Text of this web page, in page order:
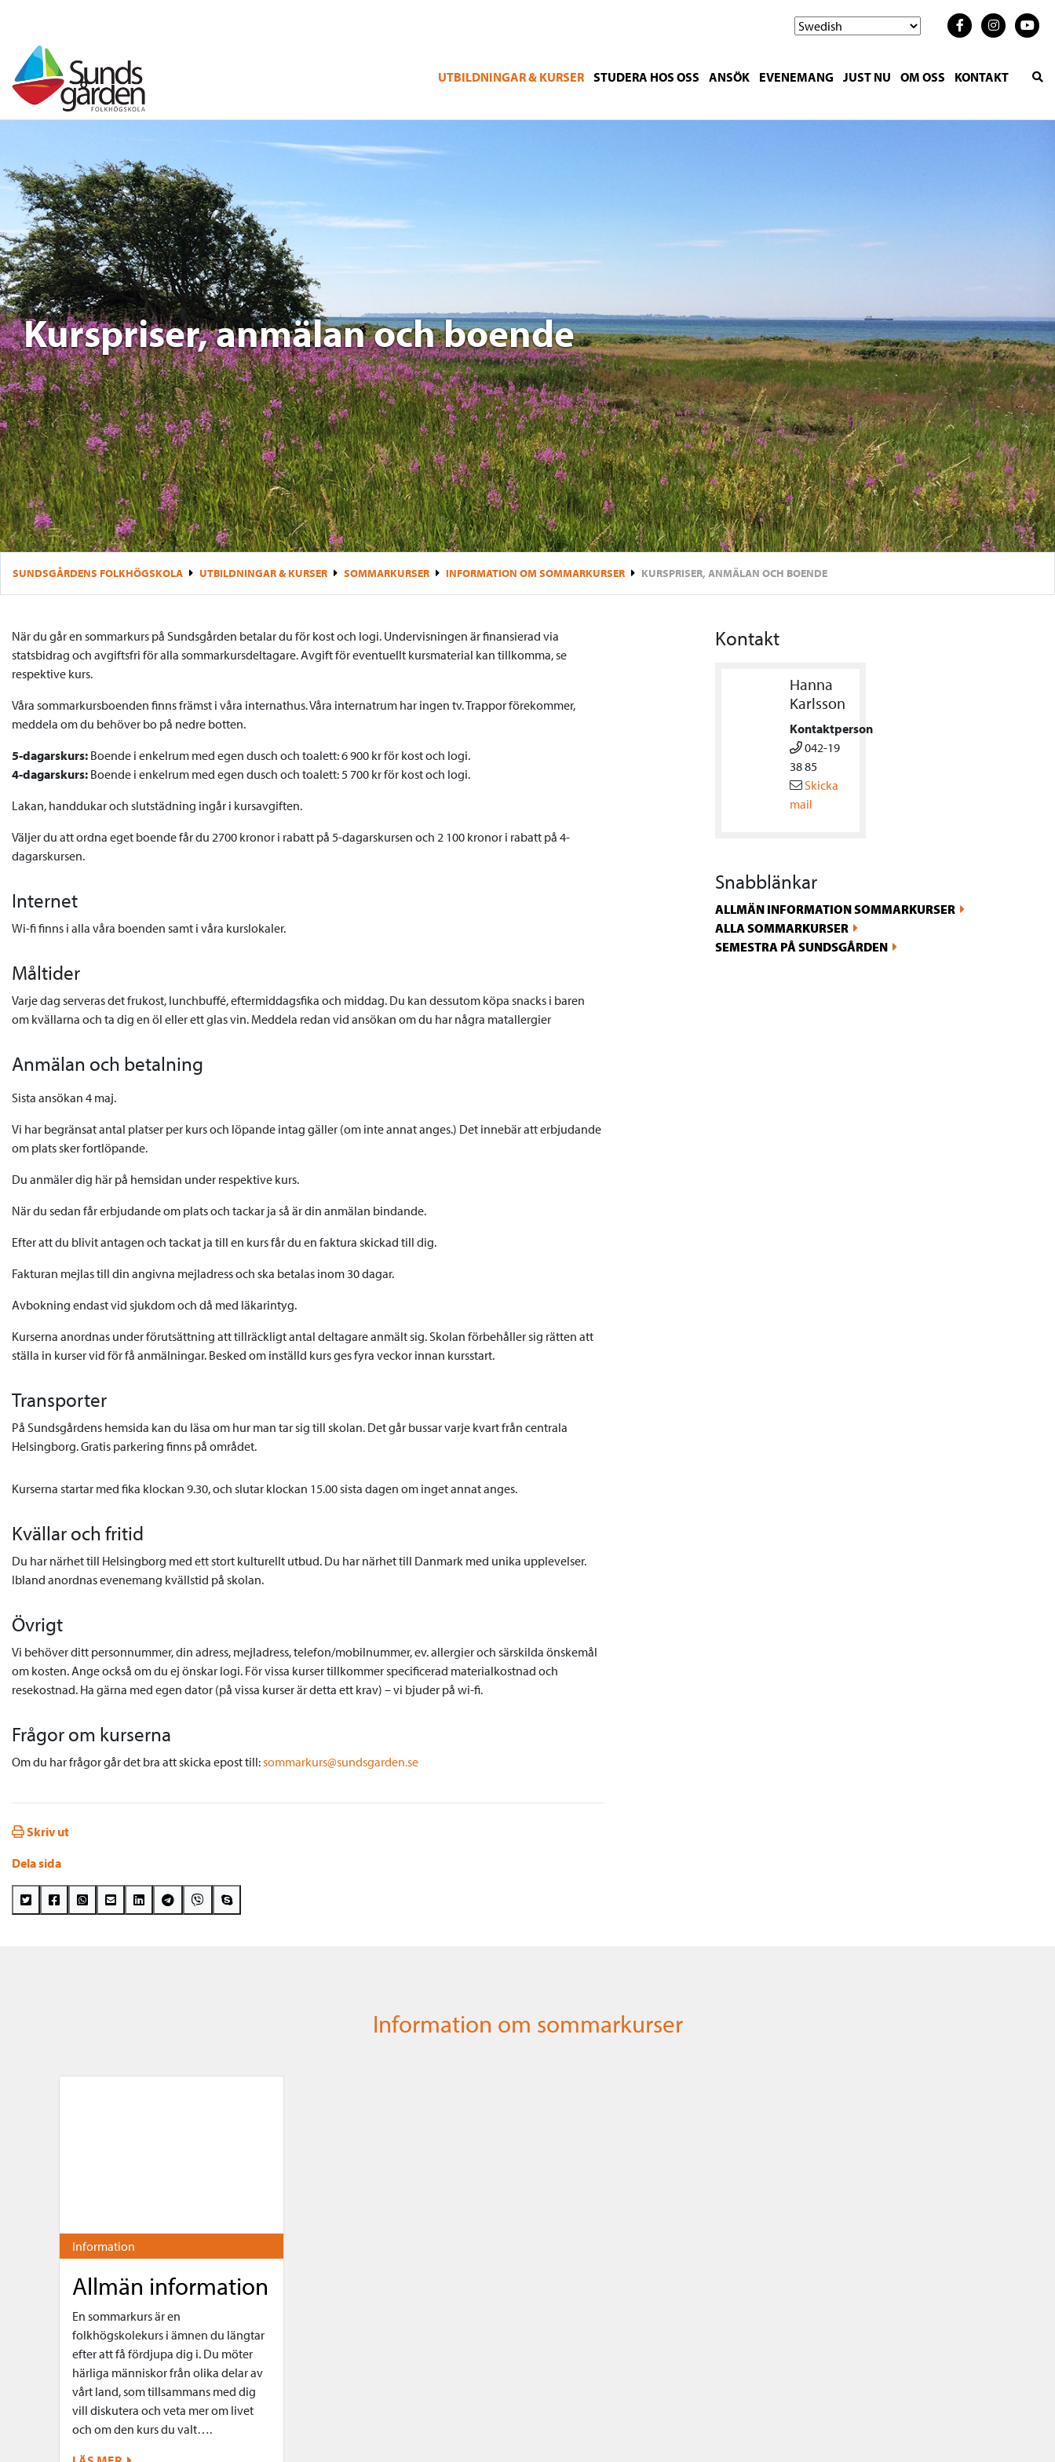
UTBILDNINGAR & KURSER STUDERA HOS OSS ANSÖK EVENEMANG JUST NU OM OSS KONTAKT
Kurspriser, anmälan och boende
SUNDSGÅRDENS FOLKHÖGSKOLA UTBILDNINGAR & KURSER SOMMARKURSER INFORMATION OM SOMMARKURSER KURSPRISER, ANMÄLAN OCH BOENDE
När du går en sommarkurs på Sundsgården betalar du för kost och logi. Undervisningen är finansierad via
statsbidrag och avgiftsfri för alla sommarkursdeltagare. Avgift för eventuellt kursmaterial kan tillkomma, se
respektive kurs.
Våra sommarkursboenden finns främst i våra internathus. Våra internatrum har ingen tv. Trappor förekommer,
meddela om du behöver bo på nedre botten.
5-dagarskurs: Boende i enkelrum med egen dusch och toalett: 6 900 kr för kost och logi.
4-dagarskurs: Boende i enkelrum med egen dusch och toalett: 5 700 kr för kost och logi.
Lakan, handdukar och slutstädning ingår i kursavgiften.
Väljer du att ordna eget boende får du 2700 kronor i rabatt på 5-dagarskursen och 2 100 kronor i rabatt på 4-
dagarskursen.
Internet
Wi-fi finns i alla våra boenden samt i våra kurslokaler.
Måltider
Varje dag serveras det frukost, lunchbuffé, eftermiddagsfika och middag. Du kan dessutom köpa snacks i baren
om kvällarna och ta dig en öl eller ett glas vin. Meddela redan vid ansökan om du har några matallergier
Anmälan och betalning
Sista ansökan 4 maj.
Vi har begränsat antal platser per kurs och löpande intag gäller (om inte annat anges.) Det innebär att erbjudande
om plats sker fortlöpande.
Du anmäler dig här på hemsidan under respektive kurs.
När du sedan får erbjudande om plats och tackar ja så är din anmälan bindande.
Efter att du blivit antagen och tackat ja till en kurs får du en faktura skickad till dig.
Fakturan mejlas till din angivna mejladress och ska betalas inom 30 dagar.
Avbokning endast vid sjukdom och då med läkarintyg.
Kurserna anordnas under förutsättning att tillräckligt antal deltagare anmält sig. Skolan förbehåller sig rätten att
ställa in kurser vid för få anmälningar. Besked om inställd kurs ges fyra veckor innan kursstart.
Transporter
På Sundsgårdens hemsida kan du läsa om hur man tar sig till skolan. Det går bussar varje kvart från centrala
Helsingborg. Gratis parkering finns på området.
Kurserna startar med fika klockan 9.30, och slutar klockan 15.00 sista dagen om inget annat anges.
Kvällar och fritid
Du har närhet till Helsingborg med ett stort kulturellt utbud. Du har närhet till Danmark med unika upplevelser.
Ibland anordnas evenemang kvällstid på skolan.
Övrigt
Vi behöver ditt personnummer, din adress, mejladress, telefon/mobilnummer, ev. allergier och särskilda önskemål
om kosten. Ange också om du ej önskar logi. För vissa kurser tillkommer specificerad materialkostnad och
resekostnad. Ha gärna med egen dator (på vissa kurser är detta ett krav) – vi bjuder på wi-fi.
Frågor om kurserna
Om du har frågor går det bra att skicka epost till: sommarkurs@sundsgarden.se
Skriv ut
Dela sida
Kontakt
Hanna
Karlsson
Kontaktperson
042-19
38 85
Skicka
mail
Snabblänkar
ALLMÄN INFORMATION SOMMARKURSER
ALLA SOMMARKURSER
SEMESTRA PÅ SUNDSGÅRDEN
Information om sommarkurser
Information
Allmän information
En sommarkurs är en
folkhögskolekurs i ämnen du längtar
efter att få fördjupa dig i. Du möter
härliga människor från olika delar av
vårt land, som tillsammans med dig
vill diskutera och veta mer om livet
och om den kurs du valt….